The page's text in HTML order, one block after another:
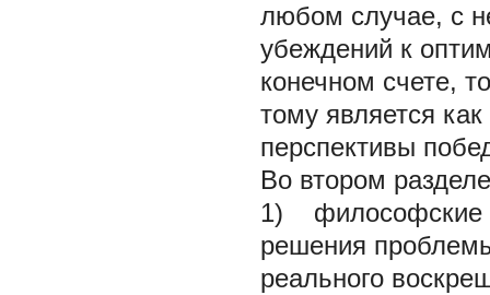
любом случае, с
убеждений к
конечном счете,
тому является
перспективы
Во втором
1) философские
решения
реального